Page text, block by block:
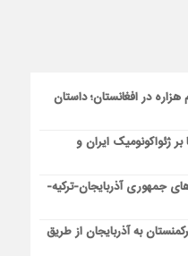
در افغانستان؛ داستان
ژئواکونومیک ایران و
جمهوری آذربایجان-ترکیه-
به آذربایجان از طریق